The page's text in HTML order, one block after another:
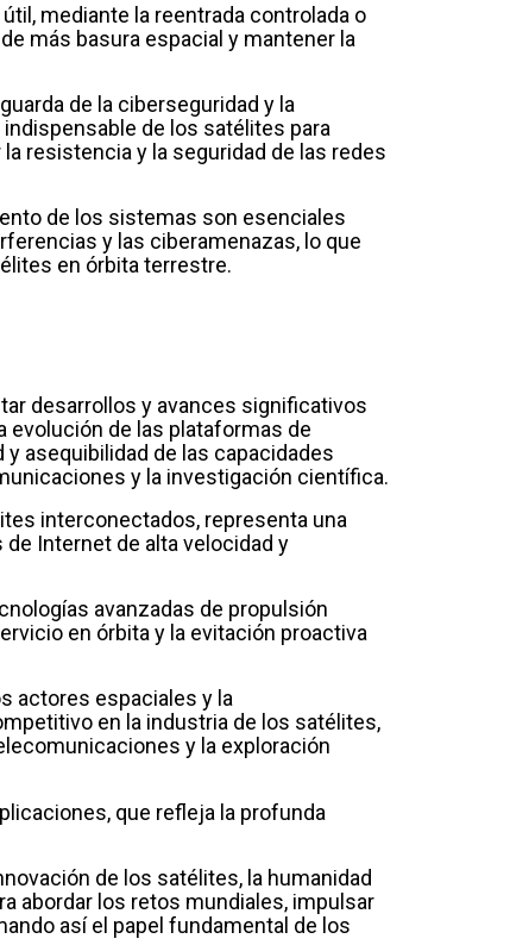
mediante la reentrada controlada o
más basura espacial y mantener la
de la ciberseguridad y la
de los satélites para
resistencia y la seguridad de las redes
de los sistemas son esenciales
y las ciberamenazas, lo que
en órbita terrestre.
desarrollos y avances significativos
evolución de las plataformas de
asequibilidad de las capacidades
y la investigación científica.
interconectados, representa una
Internet de alta velocidad y
avanzadas de propulsión
en órbita y la evitación proactiva
actores espaciales y la
en la industria de los satélites,
y la exploración
que refleja la profunda
de los satélites, la humanidad
abordar los retos mundiales, impulsar
así el papel fundamental de los